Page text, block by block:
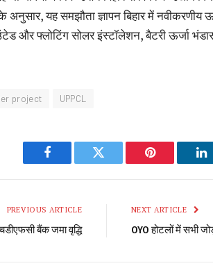
यह समझौता ज्ञापन बिहार में नवीकरणीय
और फ्लोटिंग सोलर इंस्टॉलेशन, बैटरी ऊर्जा
project UPPCL
Facebook Twitter Pinterest
PREVIOUS ARTICLE
बैंक जमा वृद्धि
NEXT ARTICLE
OYO होटलों में सभी